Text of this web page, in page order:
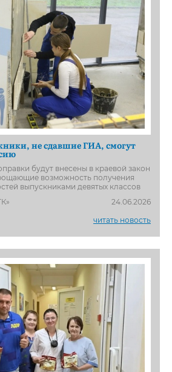
не сдавшие ГИА, смогут
будут внесены в краевой закон
возможность получения
выпускниками девятых классов
24.06.2026
читать новость